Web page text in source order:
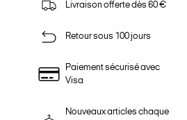
Livraison offerte dès 60 €
Retour sous 100 jours
Paiement sécurisé avec
Visa
Nouveaux articles chaque